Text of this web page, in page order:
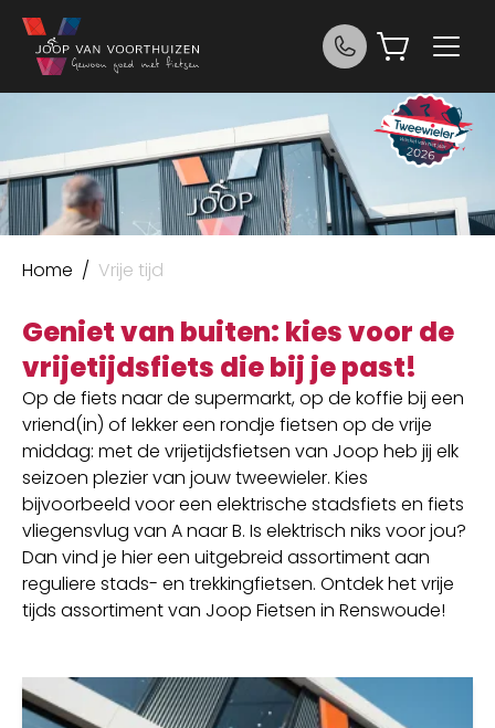
Ga naar de inhoud
Home Joop van Voorthuizen Fietsen
/ Vrije tijd
Geniet van buiten: kies voor de
vrijetijdsfiets die bij je past!
Op de fiets naar de supermarkt, op de koffie bij een
vriend(in) of lekker een rondje fietsen op de vrije
middag: met de vrijetijdsfietsen van Joop heb jij elk
seizoen plezier van jouw tweewieler. Kies
bijvoorbeeld voor een elektrische stadsfiets en fiets
vliegensvlug van A naar B. Is elektrisch niks voor jou?
Dan vind je hier een uitgebreid assortiment aan
reguliere stads- en trekkingfietsen. Ontdek het vrije
tijds assortiment van Joop Fietsen in Renswoude!